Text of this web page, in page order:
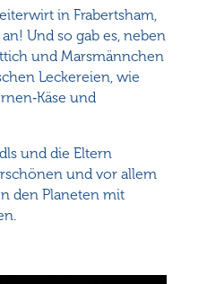
in Frabertsham,
Und so gab es, neben
und Marsmännchen
Leckereien, wie
und
und die Eltern
und vor allem
den Planeten mit